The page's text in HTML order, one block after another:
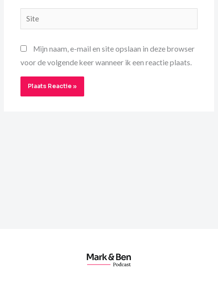
Site
Mijn naam, e-mail en site opslaan in deze browser
voor de volgende keer wanneer ik een reactie plaats.